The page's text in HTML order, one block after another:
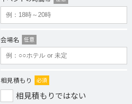
会場名 任意
相見積もり 必須
相見積もりではない